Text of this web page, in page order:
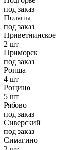
под заказ
Поляны
под заказ
Приветнинское
2 шт
Приморск
под заказ
Ропша
4 шт
Рощино
5 шт
Рябово
под заказ
Сиверский
под заказ
Симагино